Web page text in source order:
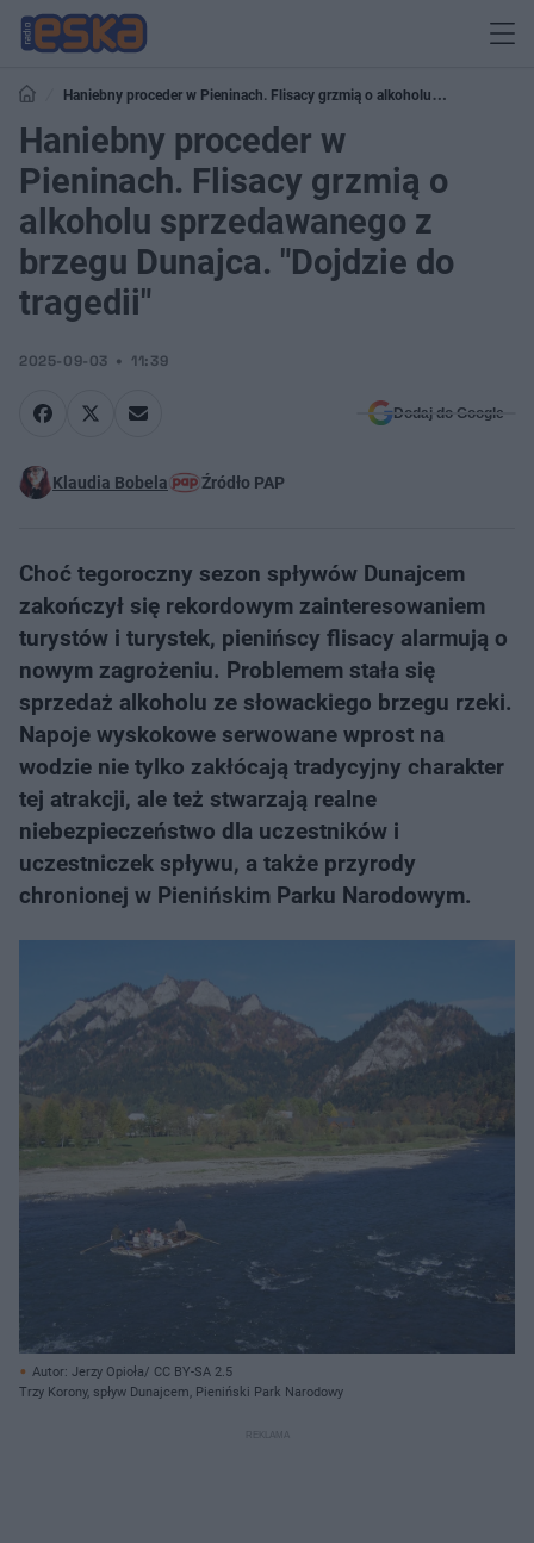
Haniebny proceder w Pieninach. Flisacy grzmią o alkoholu
sprzedawanego z brzegu Dunajca. "Dojdzie do tragedii"
Haniebny proceder w
Pieninach. Flisacy grzmią o
alkoholu sprzedawanego z
brzegu Dunajca. "Dojdzie do
tragedii"
2025-09-03 11:39
Dodaj do Google
Klaudia Bobela Źródło PAP
Choć tegoroczny sezon spływów Dunajcem
zakończył się rekordowym zainteresowaniem
turystów i turystek, pienińscy flisacy alarmują o
nowym zagrożeniu. Problemem stała się
sprzedaż alkoholu ze słowackiego brzegu rzeki.
Napoje wyskokowe serwowane wprost na
wodzie nie tylko zakłócają tradycyjny charakter
tej atrakcji, ale też stwarzają realne
niebezpieczeństwo dla uczestników i
uczestniczek spływu, a także przyrody
chronionej w Pienińskim Parku Narodowym.
Autor: Jerzy Opioła/ CC BY-SA 2.5
Trzy Korony, spływ Dunajcem, Pieniński Park Narodowy